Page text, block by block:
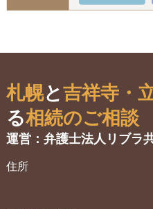
札幌と吉祥寺・
る相続のご相談
運営：弁護士法人リブラ
住所